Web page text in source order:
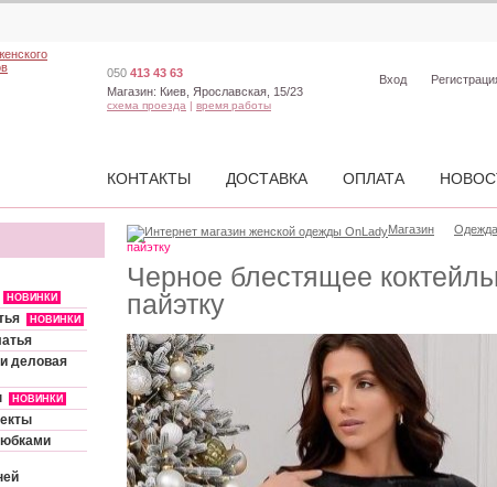
Черное блестящее
пайэтку
Магазин Одежда
пайэтку
НОВИНКИ
НОВИНКИ
деловая
НОВИНКИ
050 413 43 63
Магазин: Киев, Ярославская, 15/23
схема проезда | время работы
Вход
КОНТАКТЫ ДОСТАВКА ОПЛАТА